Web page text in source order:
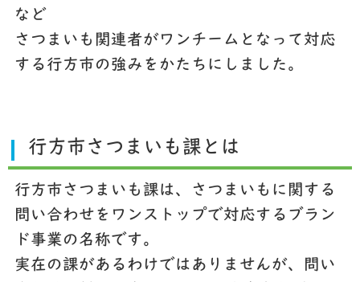
など
さつまいも関連者がワンチームとなって対応
する行方市の強みをかたちにしました。
行方市さつまいも課とは
行方市さつまいも課は、さつまいもに関する
問い合わせをワンストップで対応するブラン
ド事業の名称です。
実在の課があるわけではありませんが、問い